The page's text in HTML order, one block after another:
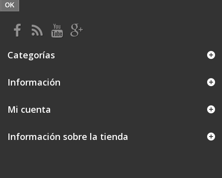
OK
Categorías
Información
Mi cuenta
Información sobre la tienda